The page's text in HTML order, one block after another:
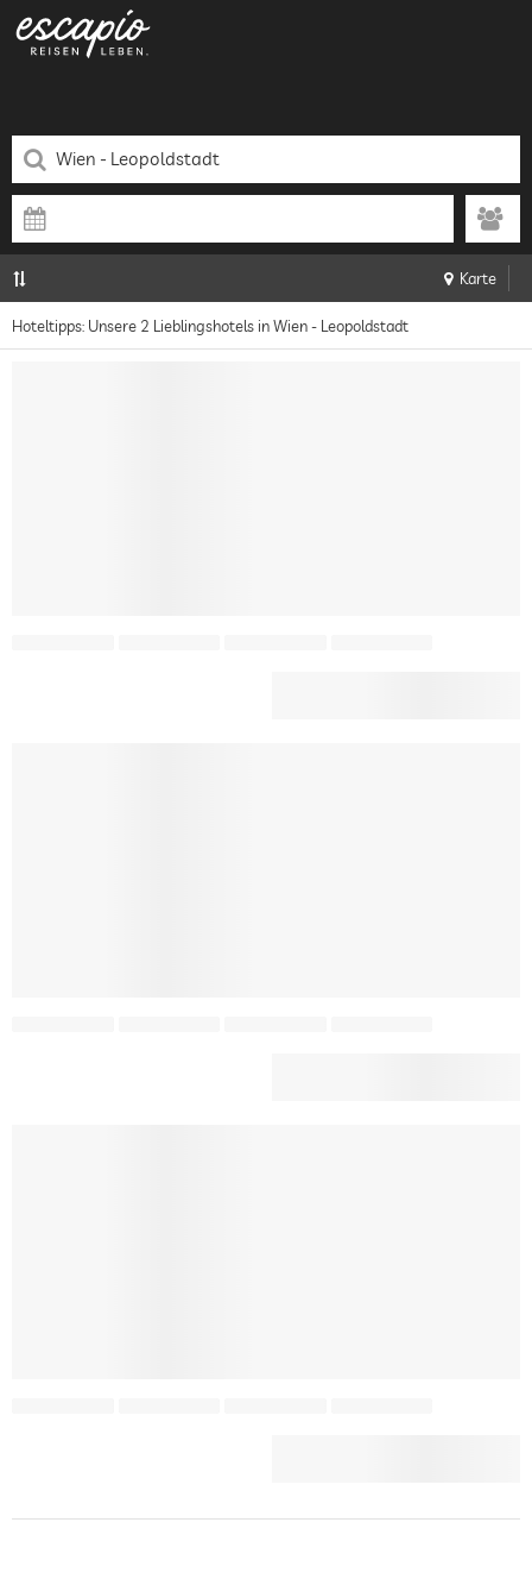
Karte
Hoteltipps: Unsere 2 Lieblingshotels in Wien - Leopoldstadt